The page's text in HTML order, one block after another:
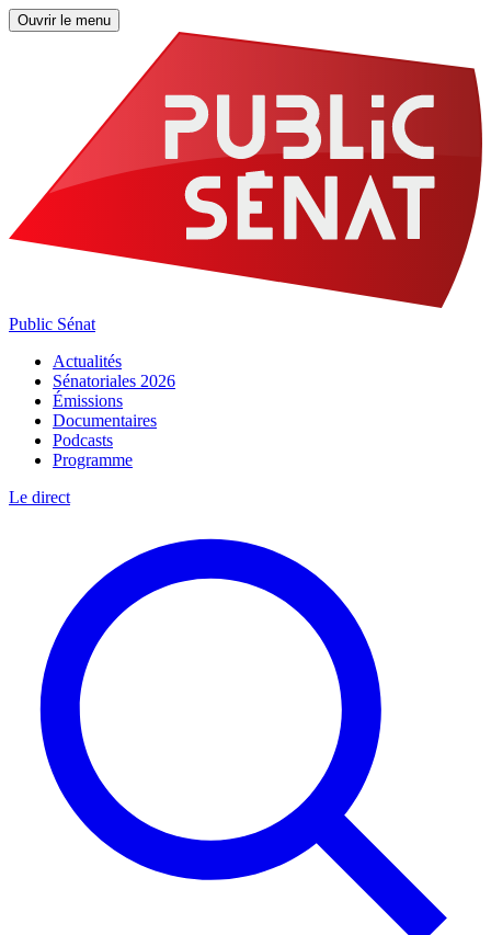
Ouvrir le menu
Public Sénat
Actualités
Sénatoriales 2026
Émissions
Documentaires
Podcasts
Programme
Le direct